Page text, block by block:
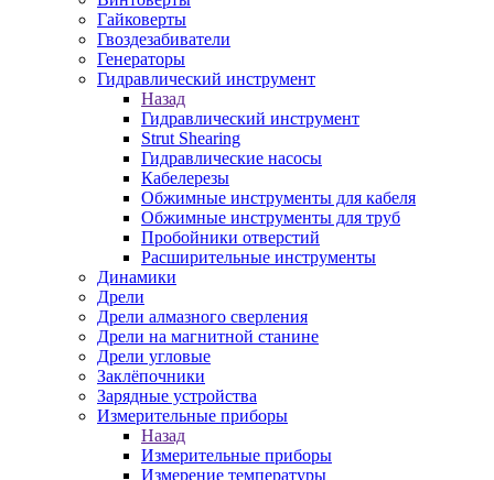
Гайковерты
Гвоздезабиватели
Генераторы
Гидравлический инструмент
Назад
Гидравлический инструмент
Strut Shearing
Гидравлические насосы
Кабелерезы
Обжимные инструменты для кабеля
Обжимные инструменты для труб
Пробойники отверстий
Расширительные инструменты
Динамики
Дрели
Дрели алмазного сверления
Дрели на магнитной станине
Дрели угловые
Заклёпочники
Зарядные устройства
Измерительные приборы
Назад
Измерительные приборы
Измерение температуры